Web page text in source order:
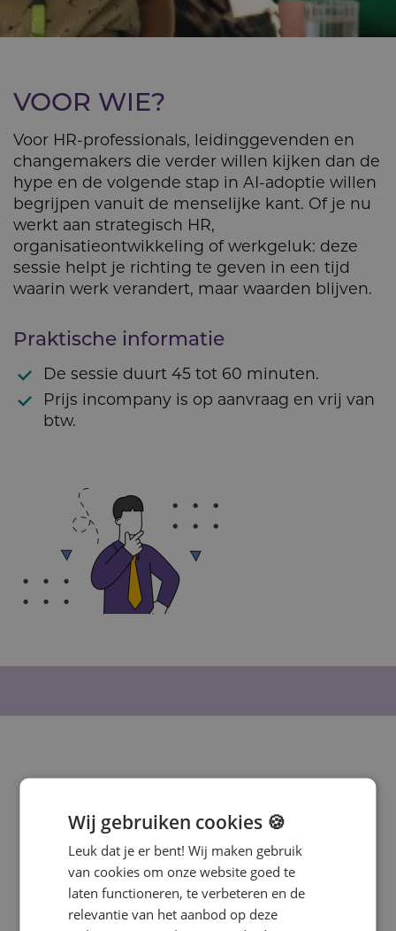
VOOR WIE?
Voor HR-professionals, leidinggevenden en
changemakers die verder willen kijken dan de
hype en de volgende stap in AI-adoptie willen
begrijpen vanuit de menselijke kant. Of je nu
werkt aan strategisch HR,
organisatieontwikkeling of werkgeluk: deze
sessie helpt je richting te geven in een tijd
waarin werk verandert, maar waarden blijven.
Praktische informatie
De sessie duurt 45 tot 60 minuten.
Prijs incompany is op aanvraag en vrij van
btw.
Heb je interesse in deze training? Vul
onderstaand formulier in en wij
nemen contact met je op voor een
vrijblijvend voorstel.
Wij gebruiken cookies 🍪
Leuk dat je er bent! Wij maken gebruik
van cookies om onze website goed te
laten functioneren, te verbeteren en de
relevantie van het aanbod op deze